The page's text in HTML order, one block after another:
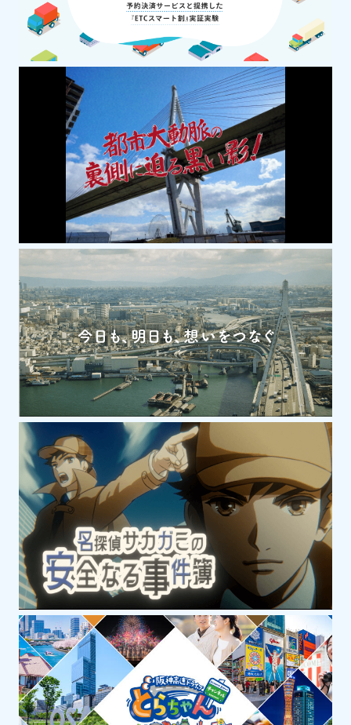
その他エリア
社寺・歴史・文化
篠山城大書院
慶長14年（1609）に徳川家康の命を受け築
城された篠山城の中心施設です。昭和19年
(1944）に焼失しましたが、現在は往時の
姿に復元、圧巻の木造建築が見られます。
奈良、和歌山、滋賀
美術館・博物館・科学館
滋賀県立琵琶湖博物館
400万年にわたる琵琶湖の歴史をふり返る
さまざまな展示品や、琵琶湖に生息する生
き物などが見られる水族展示など見どころ
豊富な巨大ミュージアムです。